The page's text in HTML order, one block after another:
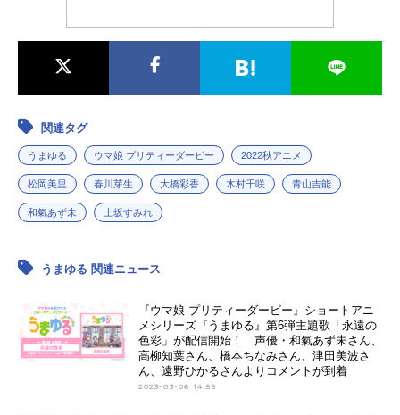
関連タグ
うまゆる ウマ娘 プリティーダービー 2022秋アニメ
松岡美里 春川芽生 大橋彩香 木村千咲 青山吉能
和氣あず未 上坂すみれ
うまゆる 関連ニュース
『ウマ娘 プリティーダービー』ショートアニ
メシリーズ『うまゆる』第6弾主題歌「永遠の
色彩」が配信開始！ 声優・和氣あず未さん、
高柳知葉さん、橋本ちなみさん、津田美波さ
ん、遠野ひかるさんよりコメントが到着
2023-03-06 14:55